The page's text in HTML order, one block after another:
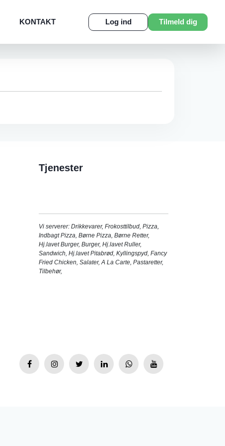
KONTAKT Log ind Tilmeld dig
Tjenester
Vi serverer: Drikkevarer, Frokosttilbud, Pizza,
Indbagt Pizza, Børne Pizza, Børne Retter,
Hj.lavet Burger, Burger, Hj.lavet Ruller,
Sandwich, Hj.lavet Pitabrød, Kyllingspyd, Fancy
Fried Chicken, Salater,A La Carte, Pastaretter,
Tilbehør,